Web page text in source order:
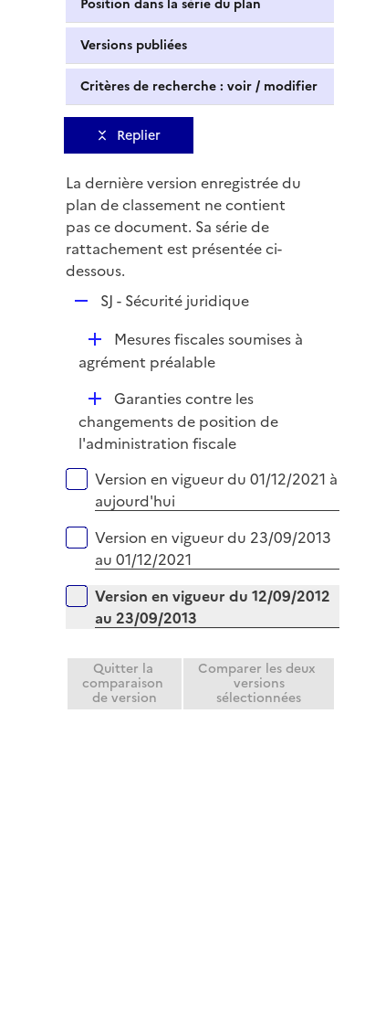
Position dans la série du plan
Versions publiées
Critères de recherche : voir / modifier
Replier
La dernière version enregistrée du
plan de classement ne contient
pas ce document. Sa série de
rattachement est présentée ci-
dessous.
p
l
i
e
r
SJ - Sécurité juridique
D
é
i
e
r
Mesures fiscales soumises à
agrément préalable
D
é
p
i
e
r
Garanties contre les
changements de position de
l'administration fiscale
Versions sur la période
Version en vigueur du 01/12/2021 à
aujourd'hui
Version en vigueur du 23/09/2013
au 01/12/2021
Version en vigueur du 12/09/2012
au 23/09/2013
Quitter la
comparaison
de version
Comparer les deux
versions
sélectionnées